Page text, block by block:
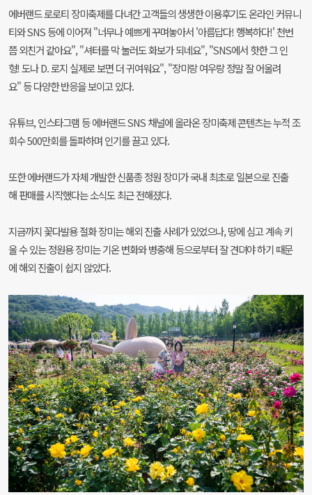
에버랜드 로로티 장미축제를 다녀간 고객들의 생생한 이용후기도 온라인 커뮤니
티와 SNS 등에 이어져 "너무나 예쁘게 꾸며놓아서 '아름답다! 행복하다!' 천번
쯤 외친거 같아요", "셔터를 막 눌러도 화보가 되네요", "SNS에서 핫한 그 인
형! 도나 D. 로지 실제로 보면 더 귀여워요", "장미랑 여우랑 정말 잘 어울려
요" 등 다양한 반응을 보이고 있다.
유튜브, 인스타그램 등 에버랜드 SNS 채널에 올라온 장미축제 콘텐츠는 누적 조
회수 500만회를 돌파하며 인기를 끌고 있다.
또한 에버랜드가 자체 개발한 신품종 정원 장미가 국내 최초로 일본으로 진출
해 판매를 시작했다는 소식도 최근 전해졌다.
지금까지 꽃다발용 절화 장미는 해외 진출 사례가 있었으나, 땅에 심고 계속 키
울 수 있는 정원용 장미는 기온 변화와 병충해 등으로부터 잘 견뎌야 하기 때문
에 해외 진출이 쉽지 않았다.